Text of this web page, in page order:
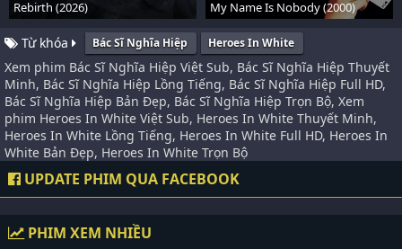
Rebirth (2026) My Name Is Nobody (2000)
Từ khóa Bác Sĩ Nghĩa Hiệp Heroes In White
Xem phim Bác Sĩ Nghĩa Hiệp Việt Sub, Bác Sĩ Nghĩa Hiệp Thuyết
Minh, Bác Sĩ Nghĩa Hiệp Lồng Tiếng, Bác Sĩ Nghĩa Hiệp Full HD,
Bác Sĩ Nghĩa Hiệp Bản Đẹp, Bác Sĩ Nghĩa Hiệp Trọn Bộ, Xem
phim Heroes In White Việt Sub, Heroes In White Thuyết Minh,
Heroes In White Lồng Tiếng, Heroes In White Full HD, Heroes In
White Bản Đẹp, Heroes In White Trọn Bộ
UPDATE PHIM QUA FACEBOOK
PHIM XEM NHIỀU